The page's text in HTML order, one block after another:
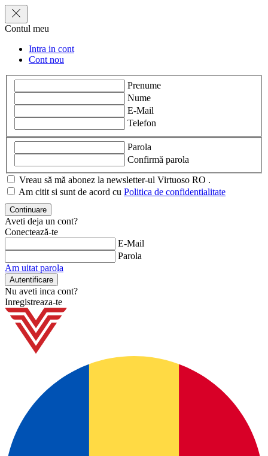
Contul meu
Intra in cont
Cont nou
Prenume
Nume
E-Mail
Telefon
Parola
Confirmă parola
Vreau să mă abonez la newsletter-ul Virtuoso RO .
Am citit si sunt de acord cu Politica de confidentialitate
Aveti deja un cont?
Conectează-te
E-Mail
Parola
Am uitat parola
Nu aveti inca cont?
Inregistreaza-te